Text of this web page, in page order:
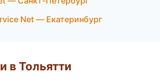
Net — Екатеринбург
в Тольятти